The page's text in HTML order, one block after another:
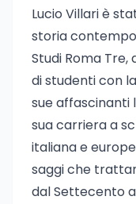
Lucio Villari è
storia
Studi Roma
di studenti con
sue affascinanti
sua carriera a
italiana e
saggi che
dal Settecento